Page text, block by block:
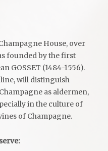
House, over
founded by the first
GOSSET (1484-1556).
will distinguish
as aldermen,
in the culture of
of Champagne.